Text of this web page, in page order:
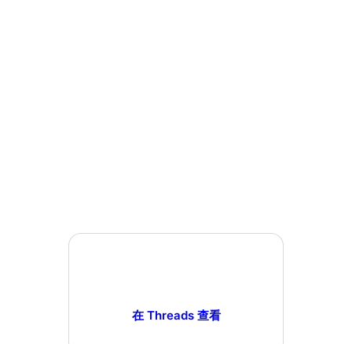
在 Threads 查看